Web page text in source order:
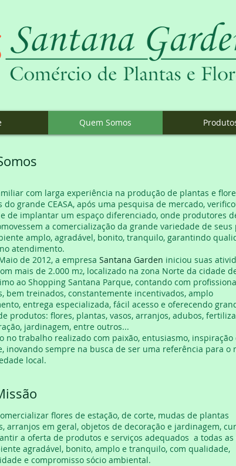
Quem Somos
com larga experiência na produção de plantas e
do grande CEASA, após uma pesquisa de mercado,
de implantar um espaço diferenciado, onde produtores
a comercialização da grande variedade de seus
amplo, agradável, bonito, tranquilo, garantindo
atendimento.
de 2012, a empresa Santana Garden iniciou suas
mais de 2.000 m2, localizado na zona Norte da cidade
ao Shopping Santana Parque, contando com
bem treinados, constantemente incentivados, amplo
entrega especializada, fácil acesso e oferecendo
produtos: flores, plantas, vasos, arranjos, adubos,
jardinagem, entre outros...
no trabalho realizado com paixão, entusiasmo, inspiração
inovando sempre na busca de ser uma referência para o
local.
flores de estação, de corte, mudas de plantas
arranjos em geral, objetos de decoração e jardinagem,
a oferta de produtos e serviços adequados a todas as
agradável, bonito, amplo e tranquilo, com qualidade,
e compromisso sócio ambiental.